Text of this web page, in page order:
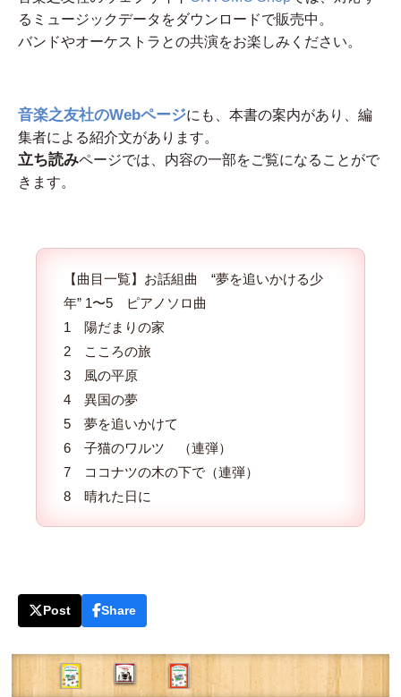
るミュージックデータをダウンロードで販売中。
バンドやオーケストラとの共演をお楽しみください。
音楽之友社のWebページにも、本書の案内があり、編
集者による紹介文があります。
立ち読みページでは、内容の一部をご覧になることがで
きます。
【曲目一覧】お話組曲 “夢を追いかける少
年” 1〜5 ピアノソロ曲
1 陽だまりの家
2 こころの旅
3 風の平原
4 異国の夢
5 夢を追いかけて
6 子猫のワルツ （連弾）
7 ココナツの木の下で（連弾）
8 晴れた日に
Post Share